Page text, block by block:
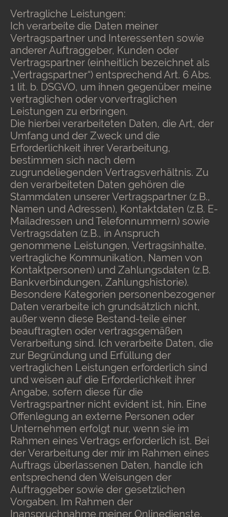
Vertragliche Leistungen:
Ich verarbeite die Daten meiner
Vertragspartner und Interessenten sowie
anderer Auftraggeber, Kunden oder
Vertragspartner (einheitlich bezeichnet als
„Vertragspartner“) entsprechend Art. 6 Abs.
1 lit. b. DSGVO, um ihnen gegenüber meine
vertraglichen oder vorvertraglichen
Leistungen zu erbringen.
Die hierbei verarbeiteten Daten, die Art, der
Umfang und der Zweck und die
Erforderlichkeit ihrer Verarbeitung,
bestimmen sich nach dem
zugrundeliegenden Vertragsverhältnis. Zu
den verarbeiteten Daten gehören die
Stammdaten unserer Vertragspartner (z.B.,
Namen und Adressen), Kontaktdaten (z.B. E-
Mailadressen und Telefonnummern) sowie
Vertragsdaten (z.B., in Anspruch
genommene Leistungen, Vertragsinhalte,
vertragliche Kommunikation, Namen von
Kontaktpersonen) und Zahlungsdaten (z.B.
Bankverbindungen, Zahlungshistorie).
Besondere Kategorien personenbezogener
Daten verarbeite ich grundsätzlich nicht,
außer wenn diese Bestand-teile einer
beauftragten oder vertragsgemäßen
Verarbeitung sind. Ich verarbeite Daten, die
zur Begründung und Erfüllung der
vertraglichen Leistungen erforderlich sind
und weisen auf die Erforderlichkeit ihrer
Angabe, sofern diese für die
Vertragspartner nicht evident ist, hin. Eine
Offenlegung an externe Personen oder
Unternehmen erfolgt nur, wenn sie im
Rahmen eines Vertrags erforderlich ist. Bei
der Verarbeitung der mir im Rahmen eines
Auftrags überlassenen Daten, handle ich
entsprechend den Weisungen der
Auftraggeber sowie der gesetzlichen
Vorgaben. Im Rahmen der
Inanspruchnahme meiner Onlinedienste,